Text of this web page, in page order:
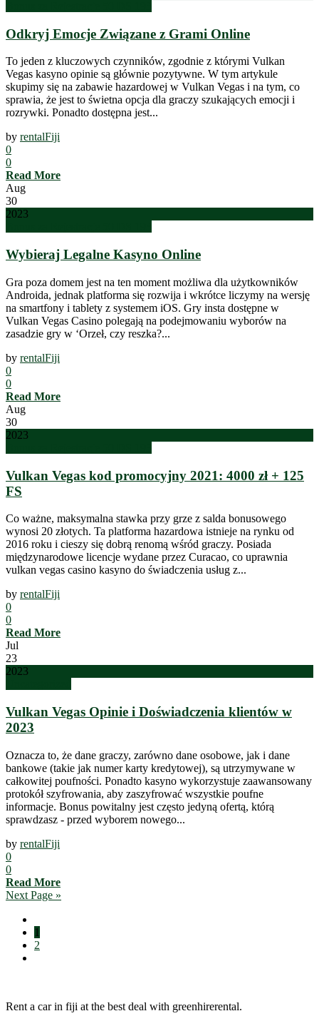
Odkryj Emocje Związane z Grami Online
To jeden z kluczowych czynników, zgodnie z którymi Vulkan
Vegas kasyno opinie są głównie pozytywne. W tym artykule
skupimy się na zabawie hazardowej w Vulkan Vegas i na tym, co
sprawia, że jest to świetna opcja dla graczy szukających emocji i
rozrywki. Ponadto dostępna jest...
by rentalFiji
0
0
Read More
Aug
30
2023
Wybieraj Legalne Kasyno Online
Gra poza domem jest na ten moment możliwa dla użytkowników
Androida, jednak platforma się rozwija i wkrótce liczymy na wersję
na smartfony i tablety z systemem iOS. Gry insta dostępne w
Vulkan Vegas Casino polegają na podejmowaniu wyborów na
zasadzie gry w ‘Orzeł, czy reszka?...
by rentalFiji
0
0
Read More
Aug
30
2023
Vulkan Vegas kod promocyjny 2021: 4000 zł + 125
FS
Co ważne, maksymalna stawka przy grze z salda bonusowego
wynosi 20 złotych. Ta platforma hazardowa istnieje na rynku od
2016 roku i cieszy się dobrą renomą wśród graczy. Posiada
międzynarodowe licencje wydane przez Curacao, co uprawnia
vulkan vegas casino kasyno do świadczenia usług z...
by rentalFiji
0
0
Read More
Jul
23
2023
Vulkan Vegas Opinie i Doświadczenia klientów w
2023
Oznacza to, że dane graczy, zarówno dane osobowe, jak i dane
bankowe (takie jak numer karty kredytowej), są utrzymywane w
całkowitej poufności. Ponadto kasyno wykorzystuje zaawansowany
protokół szyfrowania, aby zaszyfrować wszystkie poufne
informacje. Bonus powitalny jest często jedyną ofertą, którą
sprawdzasz - przed wyborem nowego...
by rentalFiji
0
0
Read More
Next Page »
1
2
Rent a car in fiji at the best deal with greenhirerental.